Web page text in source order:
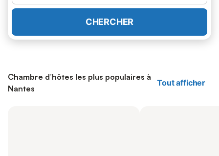
CHERCHER
Chambre d’hôtes les plus populaires à
Nantes
Tout afficher